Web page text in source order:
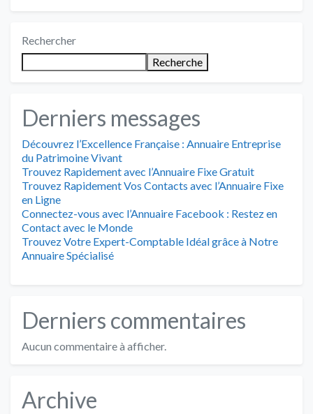
Rechercher
Recherche
Derniers messages
Découvrez l’Excellence Française : Annuaire Entreprise
du Patrimoine Vivant
Trouvez Rapidement avec l’Annuaire Fixe Gratuit
Trouvez Rapidement Vos Contacts avec l’Annuaire Fixe
en Ligne
Connectez-vous avec l’Annuaire Facebook : Restez en
Contact avec le Monde
Trouvez Votre Expert-Comptable Idéal grâce à Notre
Annuaire Spécialisé
Derniers commentaires
Aucun commentaire à afficher.
Archive